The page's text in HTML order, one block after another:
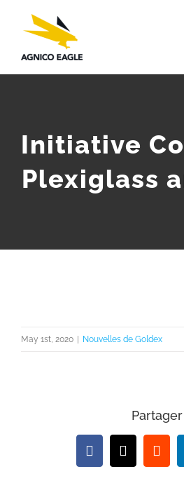
Initiative
Plexiglass
Larger
May 1st, 2020 | Nouvelles de Goldex
Partager
Facebook
X